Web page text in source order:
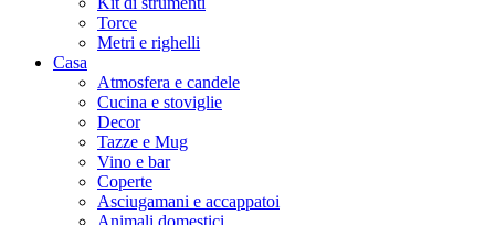
Torce
Metri e righelli
Casa
Atmosfera e candele
Cucina e stoviglie
Decor
Tazze e Mug
Vino e bar
Coperte
Asciugamani e accappatoi
Animali domestici